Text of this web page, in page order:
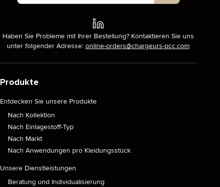
Haben Sie Probleme mit Ihrer Bestellung? Kontaktieren Sie uns
unter folgender Adresse: online-orders@chargeurs-pcc.com
Produkte
Entdecken Sie unsere Produkte
Nach Kollektion
Nach Einlagestoff-Typ
Nach Markt
Nach Anwendungen pro Kleidungsstück
Unsere Dienstleistungen
Beratung und Individualisierung